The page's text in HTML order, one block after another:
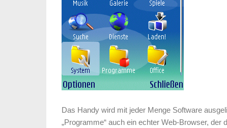
Das Handy wird mit jeder Menge Software
„Programme“ auch ein echter Web-Browser,